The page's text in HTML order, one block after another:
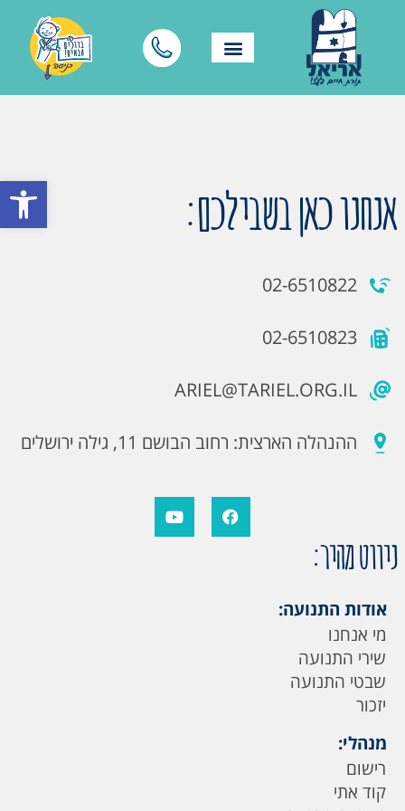
פתח אנחנו כאן בשבילכם:
02-6510822
02-6510823
ARIEL@TARIEL.ORG.IL
ההנהלה הארצית: רחוב הבושם 11, גילה ירושלים
ניווט מהיר:
אודות התנועה:
מי אנחנו
שירי התנועה
שבטי התנועה
יזכור
מנהלי:
רישום
קוד אתי